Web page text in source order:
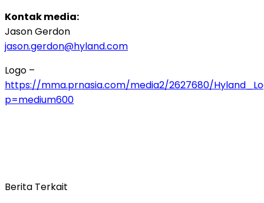
Kontak media:
Jason Gerdon
jason.gerdon@hyland.com
Logo –
https://mma.prnasia.com/media2/2627680/
p=medium600
Berita Terkait